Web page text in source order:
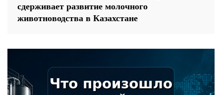
сдерживает развитие молочного
животноводства в Казахстане